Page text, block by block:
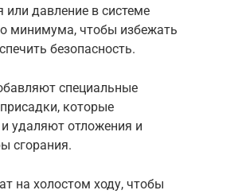
или давление в системе
минимума, чтобы избежать
безопасность.
специальные
которые
удаляют отложения и
сгорания.
на холостом ходу, чтобы